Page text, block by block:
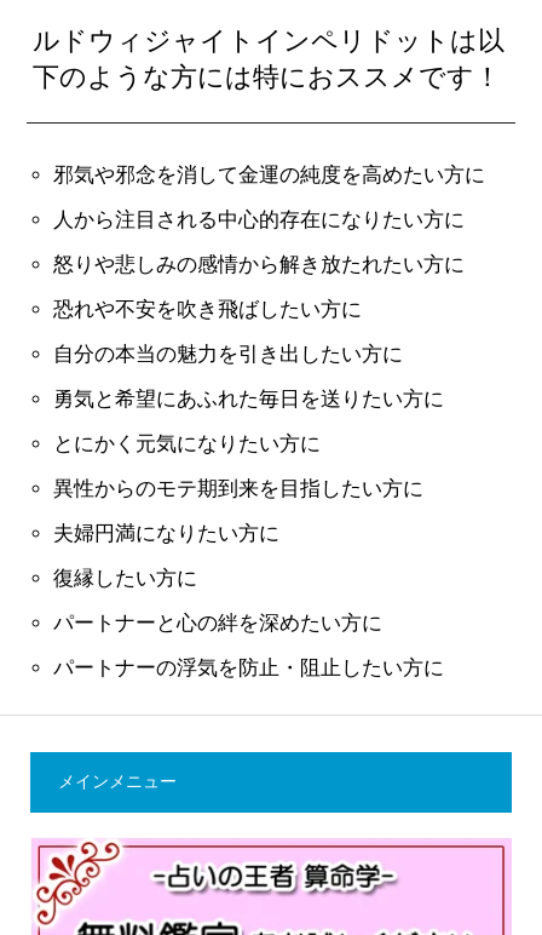
ルドウィジャイトインペリドットは以
下のような方には特におススメです！
邪気や邪念を消して金運の純度を高めたい方に
人から注目される中心的存在になりたい方に
怒りや悲しみの感情から解き放たれたい方に
恐れや不安を吹き飛ばしたい方に
自分の本当の魅力を引き出したい方に
勇気と希望にあふれた毎日を送りたい方に
とにかく元気になりたい方に
異性からのモテ期到来を目指したい方に
夫婦円満になりたい方に
復縁したい方に
パートナーと心の絆を深めたい方に
パートナーの浮気を防止・阻止したい方に
メインメニュー